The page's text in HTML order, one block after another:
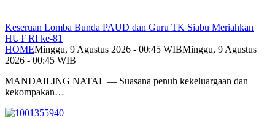
Keseruan Lomba Bunda PAUD dan Guru TK Siabu Meriahkan
HUT RI ke-81
HOMEMinggu, 9 Agustus 2026 - 00:45 WIBMinggu, 9 Agustus
2026 - 00:45 WIB
MANDAILING NATAL — Suasana penuh kekeluargaan dan
kekompakan…